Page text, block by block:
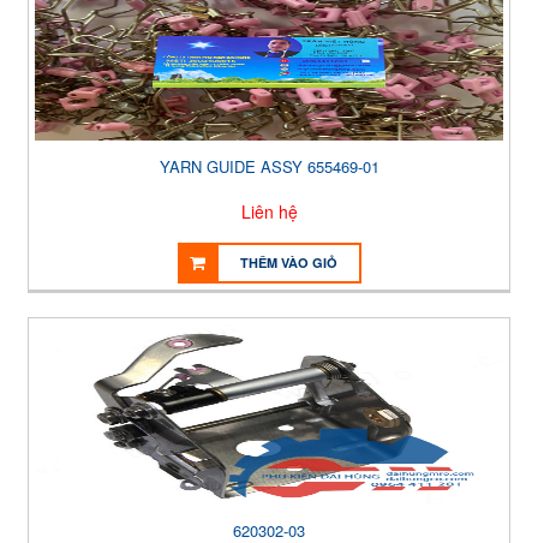
YARN GUIDE ASSY 655469-01
Liên hệ
THÊM VÀO GIỎ
620302-03